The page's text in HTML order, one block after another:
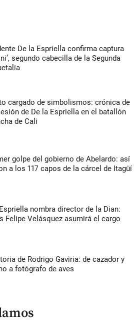
De la Espriella confirma captura
segundo cabecilla de la Segunda
cargado de simbolismos: crónica de
de De la Espriella en el batallón
de Cali
golpe del gobierno de Abelardo: así
a los 117 capos de la cárcel de Itagüí
nombra director de la Dian:
Felipe Velásquez asumirá el cargo
de Rodrigo Gaviria: de cazador y
a fotógrafo de aves